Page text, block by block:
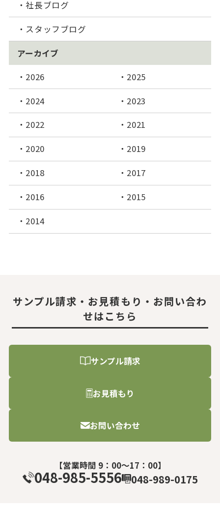
社長ブログ
スタッフブログ
アーカイブ
2026
2025
2024 2023
2022 2021
2020 2019
2018 2017
2016 2015
2014
サンプル請求・お見積もり・お問い合わ
せはこちら
サンプル請求
お見積もり
お問い合わせ
【営業時間 9：00～17：00】
048-985-5556 048-989-0175